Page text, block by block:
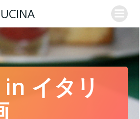
ン
テ
ン
ツ
へ
キ
イタリ